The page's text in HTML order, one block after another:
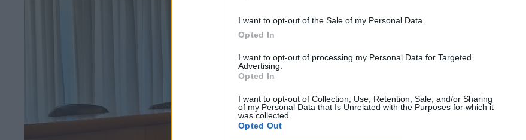
I want to opt-out of the Sale of my Personal Data.
Opted In
I want to opt-out of processing my Personal Data for Targeted
Advertising.
Opted In
I want to opt-out of Collection, Use, Retention, Sale, and/or Sharing
of my Personal Data that Is Unrelated with the Purposes for which it
was collected.
Opted Out